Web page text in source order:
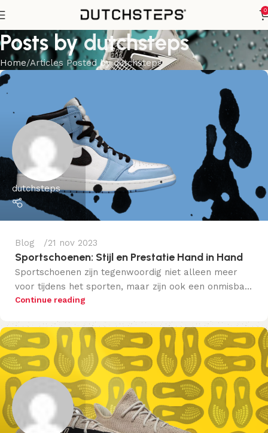
0
Posts bydutchsteps
Home Articles Posted by dutchsteps
dutchsteps
Blog 21 nov 2023
Sportschoenen: Stijl en Prestatie Hand in Hand
Sportschoenen zijn tegenwoordig niet alleen meer
voor tijdens het sporten, maar zijn ook een onmisba...
Continue reading